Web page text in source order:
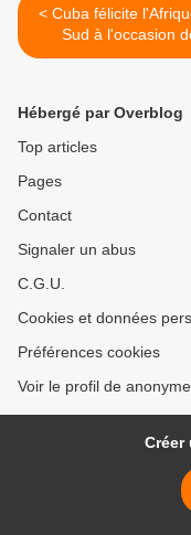
< Cuba félicite l'Afrique du
Sud à l'occasion
l'anniversaire de la
Hébergé par Overblog
Top articles
Pages
Contact
Signaler un abus
C.G.U.
Cookies et données
Préférences cookies
Voir le profil de
Créer